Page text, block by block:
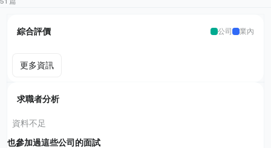
綜合評價 公司 業內
更多資訊
求職者分析
資料不足
也參加過這些公司的面試